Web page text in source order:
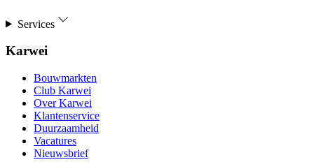
Services
Karwei
Bouwmarkten
Club Karwei
Over Karwei
Klantenservice
Duurzaamheid
Vacatures
Nieuwsbrief